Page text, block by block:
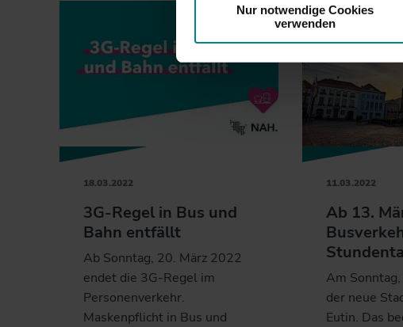
Nur notwendige Cookies
verwenden
18.03.2022
3G-Regel in Bus und
Bahn entfällt
Ab Sonntag, 20. März 2022
endet die 3G-Regel im
Personenverkehr.
Maskenpflicht in Bus und
11.03.2022
Ab 13.
Am
der neue
Eutin. Das